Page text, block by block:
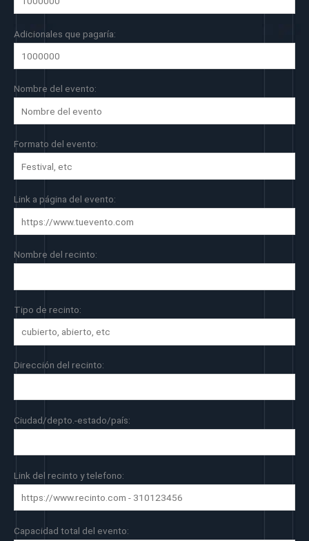
Adicionales que pagaría:
Nombre del evento:
Formato del evento:
Link a página del evento:
Nombre del recinto:
Tipo de recinto:
Dirección del recinto:
Ciudad/depto.-estado/país:
Link del recinto y telefono:
Capacidad total del evento: